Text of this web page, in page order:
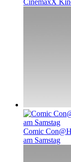
CinemaxX
Comic
am Samstag